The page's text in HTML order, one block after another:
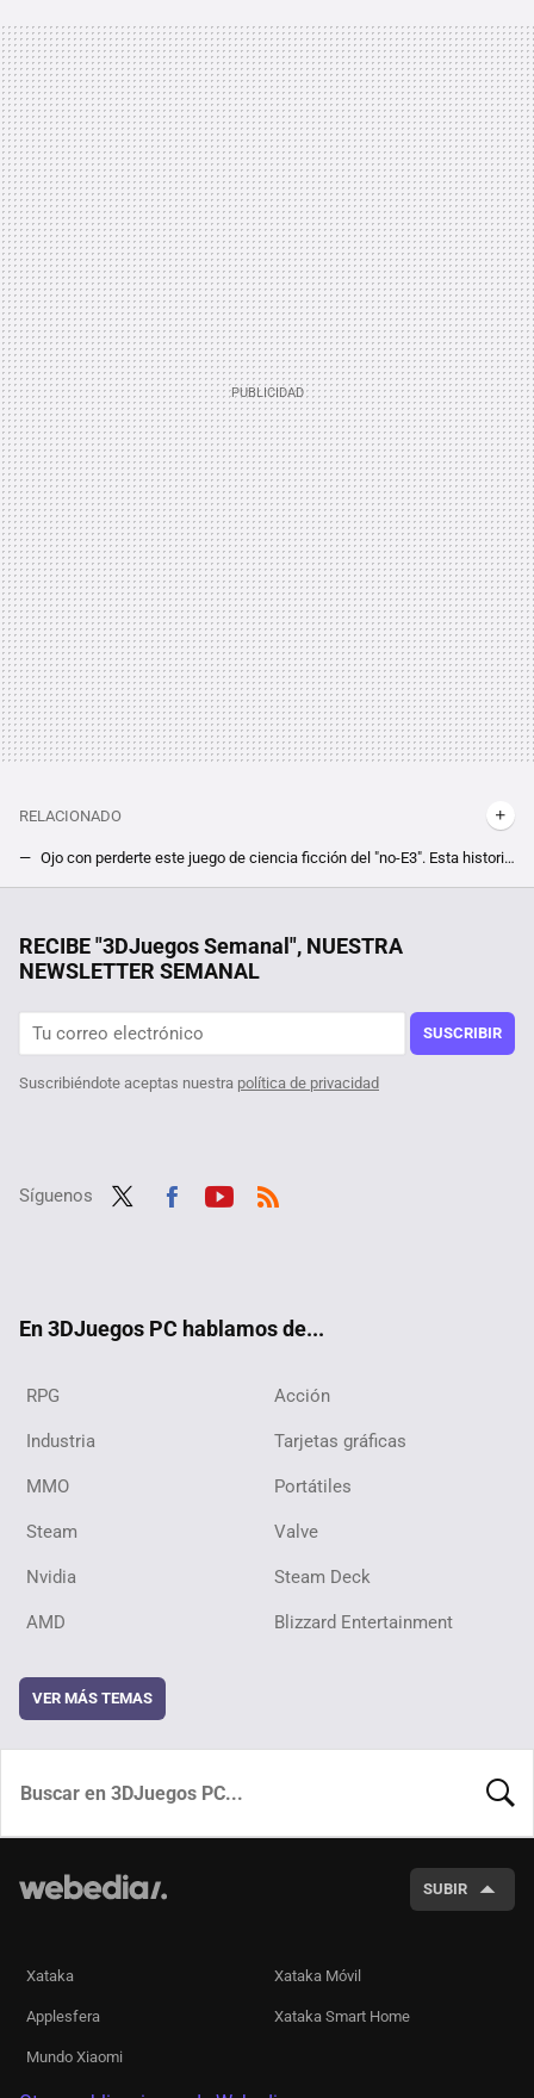
RELACIONADO
Ojo con perderte este juego de ciencia ficción del "no-E3". Esta historia de detetectives cyberpunk pinta genial, Nobody Wants to Die
El "Overwatch de Marvel" está preparado para darle una lección a los juegos como servicio. Rivals se desmarca con sus pases de batalla
RECIBE "3DJuegos Semanal", NUESTRA
NEWSLETTER SEMANAL
SUSCRIBIR
Suscribiéndote aceptas nuestra política de privacidad
Síguenos
En 3DJuegos PC hablamos de...
RPG Acción
Industria Tarjetas gráficas
MMO Portátiles
Steam Valve
Nvidia Steam Deck
AMD Blizzard Entertainment
VER MÁS TEMAS
SUBIR
Xataka Xataka Móvil
Applesfera Xataka Smart Home
Mundo Xiaomi